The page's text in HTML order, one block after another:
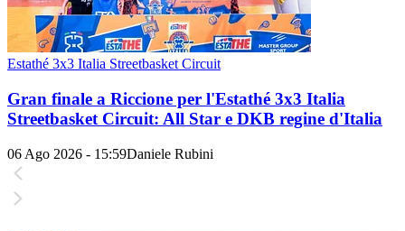
Estathé 3x3 Italia Streetbasket Circuit
Gran finale a Riccione per l'Estathé 3x3 Italia
Streetbasket Circuit: All Star e DKB regine d'Italia
06 Ago 2026 - 15:59Daniele Rubini